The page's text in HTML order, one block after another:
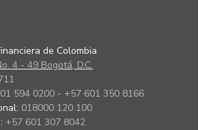
de Colombia
4 - 49 Bogotá, D.C.
594 0200 - +57 601 350 8166
018000 120 100
+57 601 307 8042